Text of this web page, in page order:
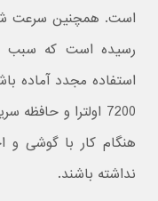
رسیده است که سبب
استفاده مجدد آماده
هنگام کار با گوشی
نداشته باشند.